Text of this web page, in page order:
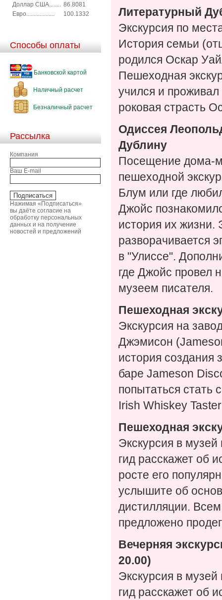
Доллар США........ 86.8081
Евро...................
100.1332
Способы оплаты
Банковской картой
Наличный расчет
Безналичный расчет
Рассылка
Компания
Ваш E-mail
Нажимая «Подписаться»
вы даёте согласие на
обработку персональных
данных и на получение
новостей и предложений
Литературный
Экскурсия по
История семьи
родился Оскар
Пешеходная
учился и
роковая страсть
Одиссея
Дублину
Посещение дома-
пешеходной
Блум или где
Джойс
история их жизни.
разворачивается
в "Улиссе".
где Джойс провел
музеем писателя.
Пешеходная
Экскурсия на
Джэмисон
история создания
баре Jameson
попытаться стать
Irish Whiskey
Пешеходная
Экскурсия в музей
гид расскажет об
росте его
услышите об
дистилляции. Всем
предложено
Вечерняя
20.00)
Экскурсия в музей
гид расскажет об